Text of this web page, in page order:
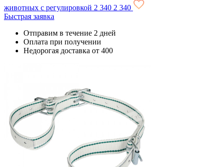
животных с регулировкой 2 340 2 340
Быстрая заявка
Отправим в течение 2 дней
Оплата при получении
Недорогая доставка от 400